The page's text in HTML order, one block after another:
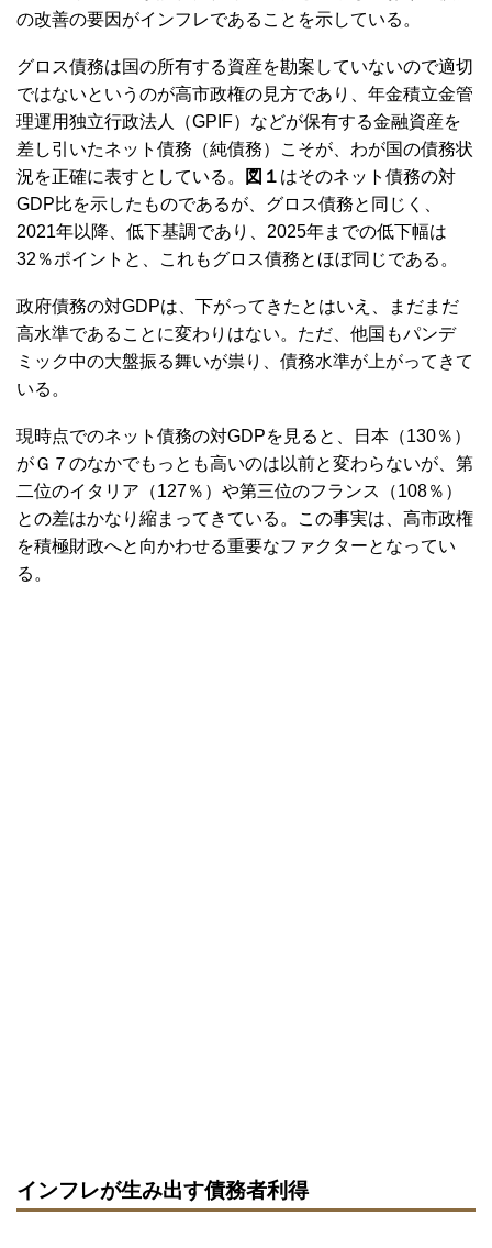
の改善の要因がインフレであることを示している。
グロス債務は国の所有する資産を勘案していないので適切
ではないというのが高市政権の見方であり、年金積立金管
理運用独立行政法人（GPIF）などが保有する金融資産を
差し引いたネット債務（純債務）こそが、わが国の債務状
況を正確に表すとしている。
図１ はそのネット債務の対
GDP比を示したものであるが、グロス債務と同じく、
2021年以降、低下基調であり、2025年までの低下幅は
32％ポイントと、これもグロス債務とほぼ同じである。
政府債務の対GDPは、下がってきたとはいえ、まだまだ
高水準であることに変わりはない。ただ、他国もパンデ
ミック中の大盤振る舞いが祟り、債務水準が上がってきて
いる。
現時点でのネット債務の対GDPを見ると、日本（130％）
がＧ７のなかでもっとも高いのは以前と変わらないが、第
二位のイタリア（127％）や第三位のフランス（108％）
との差はかなり縮まってきている。この事実は、高市政権
を積極財政へと向かわせる重要なファクターとなってい
る。
インフレが生み出す債務者利得